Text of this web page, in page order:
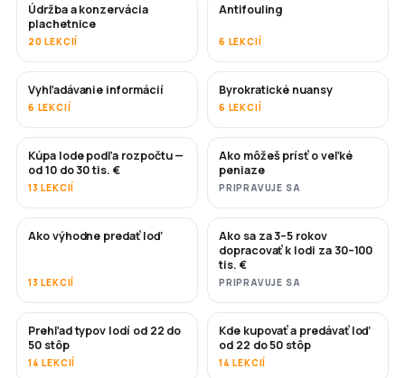
Údržba a konzervácia
plachetnice
20 LEKCIÍ
ČOSKORO
Antifouling
6 LEKCIÍ
Vyhľadávanie informácií
6 LEKCIÍ
Byrokratické nuansy
6 LEKCIÍ
ČOSKORO
Kúpa lode podľa rozpočtu —
od 10 do 30 tis. €
13 LEKCIÍ
ČOSKORO
Ako môžeš prísť o veľké
peniaze
PRIPRAVUJE SA
NOVÉ
Ako výhodne predať loď
13 LEKCIÍ
NOVÉ
Ako sa za 3–5 rokov
dopracovať k lodi za 30–100
tis. €
PRIPRAVUJE SA
ČOSKORO
Prehľad typov lodí od 22 do
50 stôp
14 LEKCIÍ
ČOSKORO
Kde kupovať a predávať loď
od 22 do 50 stôp
14 LEKCIÍ